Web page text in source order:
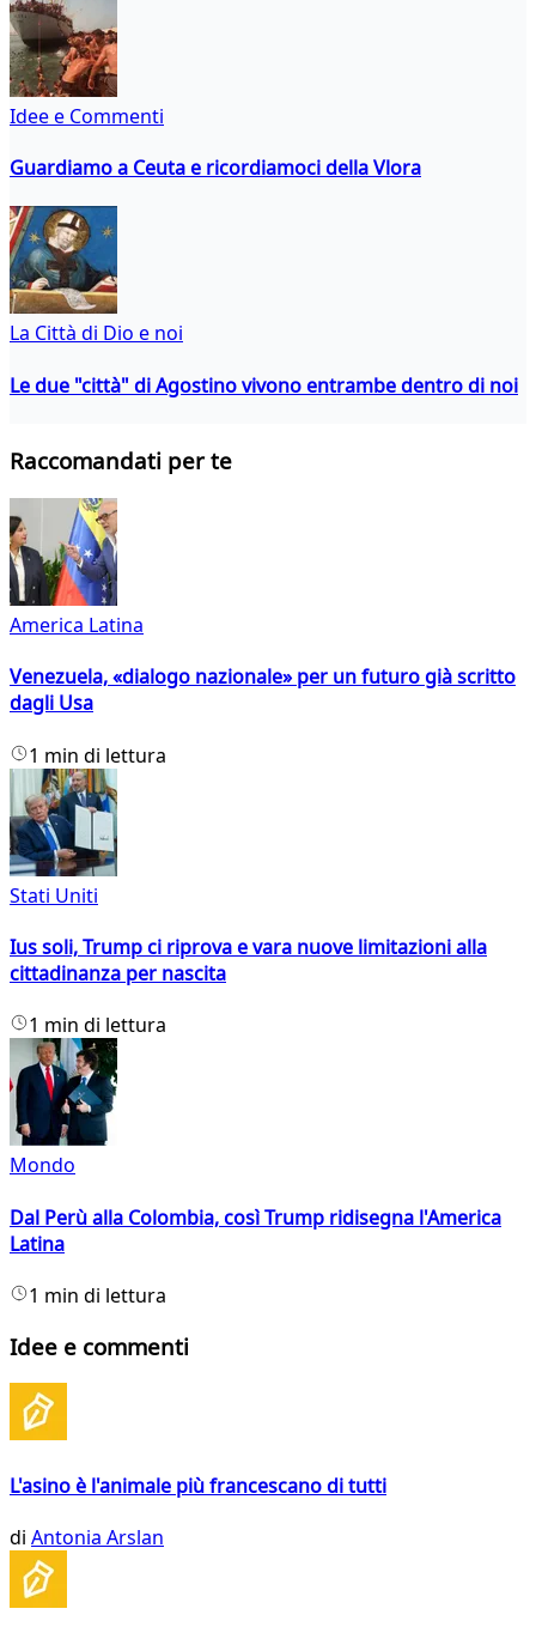
Idee e Commenti
Guardiamo a Ceuta e ricordiamoci della Vlora
La Città di Dio e noi
Le due "città" di Agostino vivono entrambe dentro di noi
Raccomandati per te
America Latina
Venezuela, «dialogo nazionale» per un futuro già scritto
dagli Usa
1 min di lettura
Stati Uniti
Ius soli, Trump ci riprova e vara nuove limitazioni alla
cittadinanza per nascita
1 min di lettura
Mondo
Dal Perù alla Colombia, così Trump ridisegna l'America
Latina
1 min di lettura
Idee e commenti
L'asino è l'animale più francescano di tutti
di Antonia Arslan